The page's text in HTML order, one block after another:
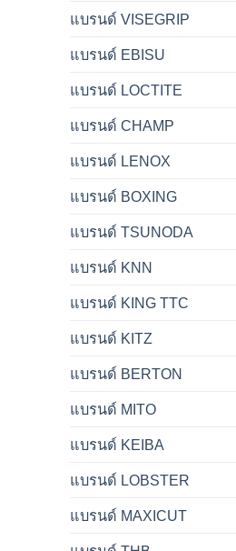
แบรนด์ VISEGRIP
แบรนด์ EBISU
แบรนด์ LOCTITE
แบรนด์ CHAMP
แบรนด์ LENOX
แบรนด์ BOXING
แบรนด์ TSUNODA
แบรนด์ KNN
แบรนด์ KING TTC
แบรนด์ KITZ
แบรนด์ BERTON
แบรนด์ MITO
แบรนด์ KEIBA
แบรนด์ LOBSTER
แบรนด์ MAXICUT